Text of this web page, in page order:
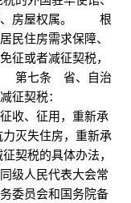
、房屋权属。 根
民住房需求保障、
征或者减征契税，
第七条 省、自治
减征契税：
收、征用，重新承
灭失住房，重新承
税的具体办法，
级人民代表大会常
委员会和国务院备